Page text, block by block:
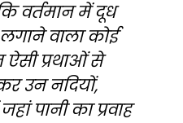
वर्तमान में दूध
वाला कोई
प्रथाओं से
उन नदियों,
पानी का प्रवाह